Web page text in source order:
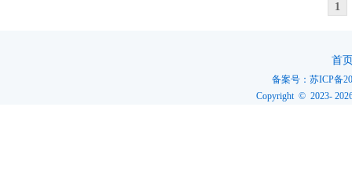
1
首
备案号：苏ICP备
Copyright © 2023-